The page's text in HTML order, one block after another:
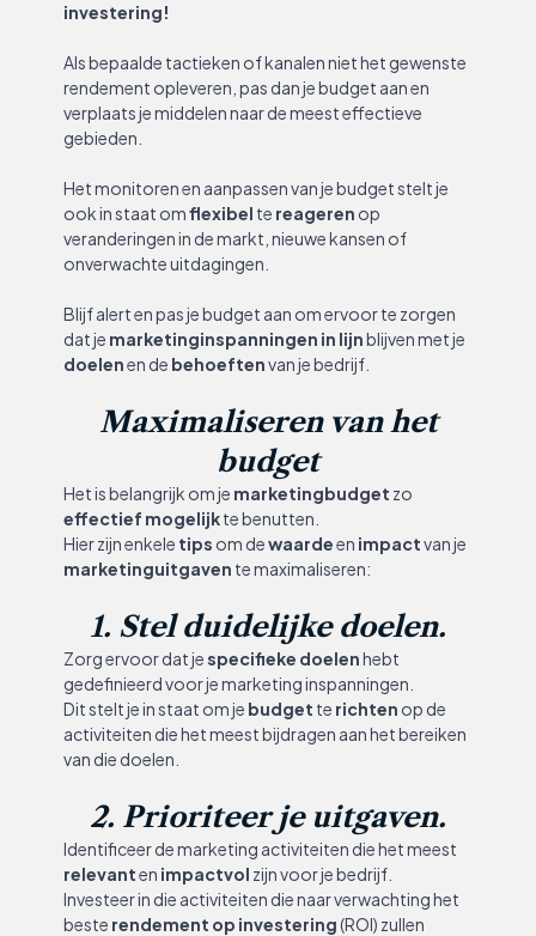
investering!
Als bepaalde tactieken of kanalen niet het gewenste
rendement opleveren, pas dan je budget aan en
verplaats je middelen naar de meest effectieve
gebieden.
Het monitoren en aanpassen van je budget stelt je
ook in staat omflexibel te reageren op
veranderingen in de markt, nieuwe kansen of
onverwachte uitdagingen.
Blijf alert en pas je budget aan om ervoor te zorgen
dat je marketinginspanningen in lijnblijven met je
doelenen de behoeftenvan je bedrijf.
Maximaliseren van het
budget
Het is belangrijk om je marketingbudget zo
effectief mogelijkte benutten.
Hier zijn enkele tips om dewaardeen impactvan je
marketinguitgaven te maximaliseren:
1. Stel duidelijke doelen.
Zorg ervoor dat jespecifieke doelenhebt
gedefinieerd voor je marketing inspanningen.
Dit stelt je in staat om je budget te richten op de
activiteiten die het meest bijdragen aan het bereiken
van die doelen.
2. Prioriteer je uitgaven.
Identificeer de marketing activiteiten die het meest
relevanten impactvol zijn voor je bedrijf.
Investeer in die activiteiten die naar verwachting het
beste rendement op investering(ROI) zullen